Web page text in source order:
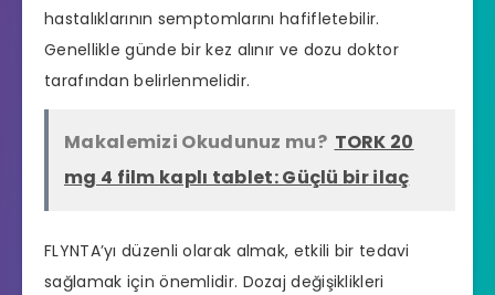
hastalıklarının semptomlarını hafifletebilir.
Genellikle günde bir kez alınır ve dozu doktor
tarafından belirlenmelidir.
Makalemizi Okudunuz mu? TORK 20
mg 4 film kaplı tablet: Güçlü bir ilaç
FLYNTA’yı düzenli olarak almak, etkili bir tedavi
sağlamak için önemlidir. Dozaj değişiklikleri